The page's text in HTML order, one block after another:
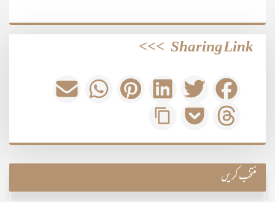
Sharing Link
>>>
منتخب کریں